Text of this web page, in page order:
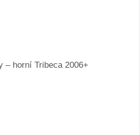
– horní Tribeca 2006+